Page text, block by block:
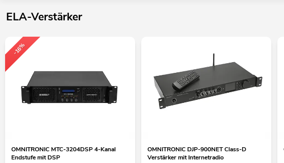
ELA-Verstärker
-16%
OMNITRONIC MTC-3204DSP 4-Kanal
Endstufe mit DSP
OMNITRONIC DJP-900NET Class-D
Verstärker mit Internetradio